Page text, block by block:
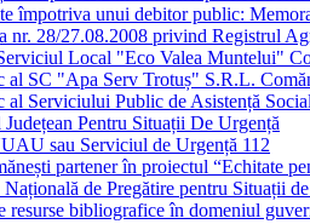
împotriva unui debitor public:
nr. 28/27.08.2008 privind Registrul
Local "Eco Valea Muntelui"
al SC "Apa Serv Trotuș" S.R.L.
al Serviciului Public de Asistență
Pentru Situații De Urgență
sau Serviciul de Urgență 112
partener în proiectul “Echitate
de Pregătire pentru Situații
resurse bibliografice în domeniul